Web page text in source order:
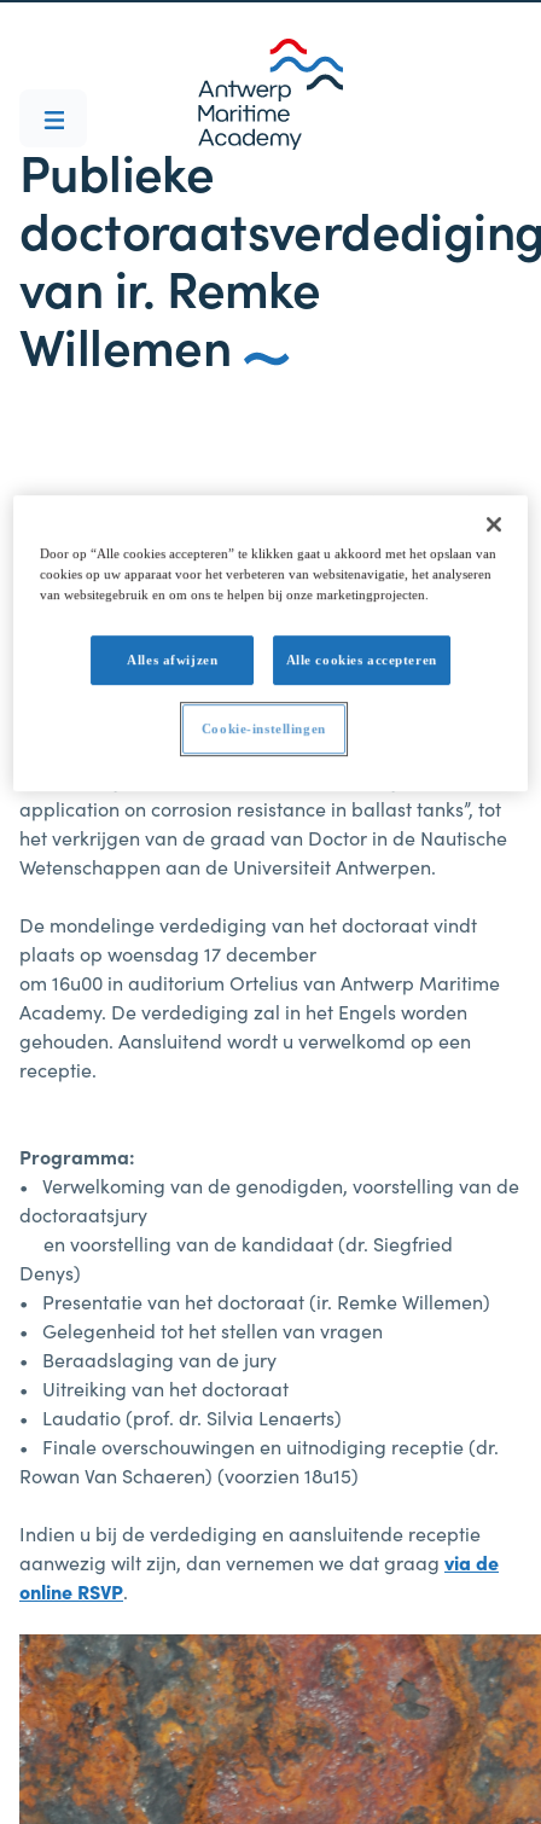
Publieke
van ir. Remke
Willemen
De Professoren dr. Silvia Lenaerts en dr. Geert Potters, de
promotoren van de kandidaat,
ir. Remke Willemen, prof. dr. Siegfried Snys, voorzitter
van de jury en dr. Rowan Van Schaeren, algemeen
directeur AMA, nodigen u uit voor:
De publieke verdediging van het doctoraat van Remke
application on corrosion resistance in ballast tanks”, tot
het verkrijgen van de graad van Doctor in de Nautische
Wetenschappen aan de Universiteit Antwerpen.
De mondelinge verdediging van het doctoraat vindt
plaats op woensdag 17 december
om 16u00 in auditorium Ortelius van Antwerp Maritime
Academy. De verdediging zal in het Engels worden
gehouden. Aansluitend wordt u verwelkomd op een
receptie.
Programma:
• Verwelkoming van de genodigden, voorstelling van de
doctoraatsjury
en voorstelling van de kandidaat (dr. Siegfried
Denys)
• Presentatie van het doctoraat (ir. Remke Willemen)
• Gelegenheid tot het stellen van vragen
• Beraadslaging van de jury
• Uitreiking van het doctoraat
• Laudatio (prof. dr. Silvia Lenaerts)
• Finale overschouwingen en uitnodiging receptie (dr.
Rowan Van Schaeren) (voorzien 18u15)
Indien u bij de verdediging en aansluitende receptie
aanwezig wilt zijn, dan vernemen we dat graag via de
online RSVP.
Door op “Alle cookies accepteren” te klikken gaat u akkoord met het opslaan van
cookies op uw apparaat voor het verbeteren van websitenavigatie, het analyseren
van websitegebruik en om ons te helpen bij onze marketingprojecten.
Alles afwijzen Alle cookies accepteren
Cookie-instellingen